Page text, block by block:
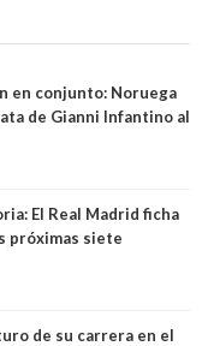
en conjunto: Noruega
de Gianni Infantino al
El Real Madrid ficha
próximas siete
de su carrera en el